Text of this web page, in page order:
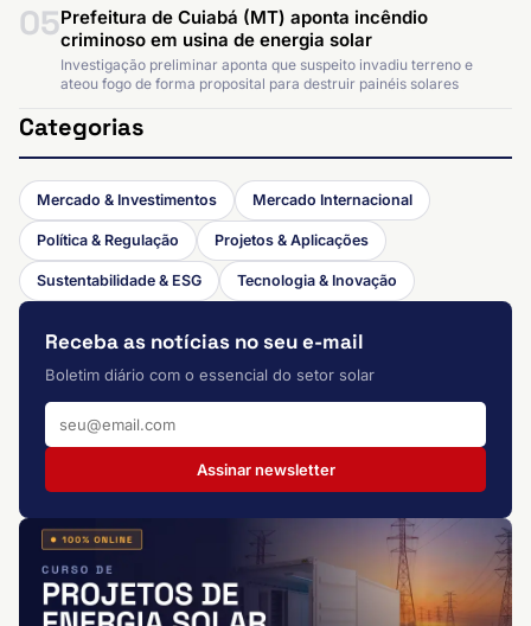
05Prefeitura de Cuiabá (MT) aponta incêndio
criminoso em usina de energia solar
Investigação preliminar aponta que suspeito invadiu terreno e
ateou fogo de forma proposital para destruir painéis solares
Categorias
Mercado & Investimentos Mercado Internacional
Política & Regulação Projetos & Aplicações
Sustentabilidade & ESG Tecnologia & Inovação
Receba as notícias no seu e-mail
Boletim diário com o essencial do setor solar
Assinar newsletter